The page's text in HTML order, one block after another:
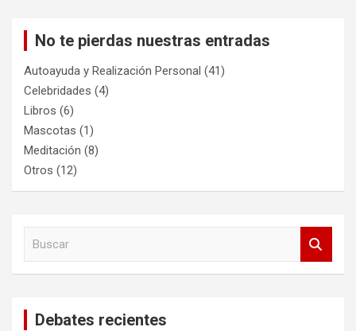
No te pierdas nuestras entradas
Autoayuda y Realización Personal (41)
Celebridades (4)
Libros (6)
Mascotas (1)
Meditación (8)
Otros (12)
Debates recientes